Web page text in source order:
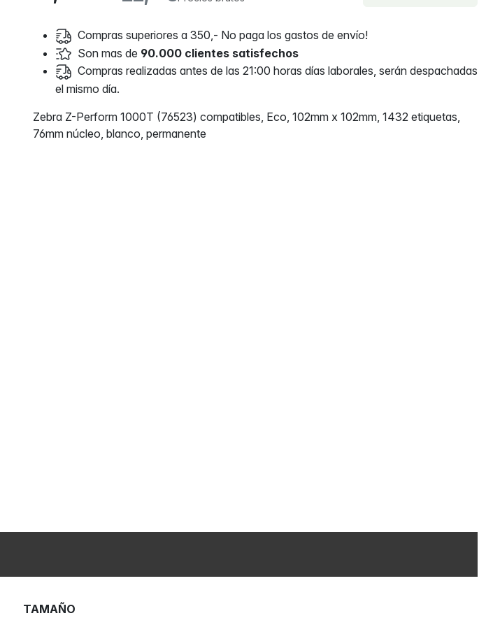
Compras superiores a 350,- No paga los gastos de envío!
Son mas de 90.000 clientes satisfechos
Compras realizadas antes de las 21:00 horas días laborales, serán despachadas
el mismo día.
Zebra Z-Perform 1000T (76523) compatibles, Eco, 102mm x 102mm, 1432 etiquetas,
76mm núcleo, blanco, permanente
TAMAÑO